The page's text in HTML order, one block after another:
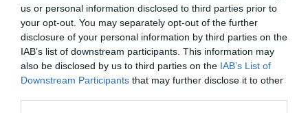
us or personal information disclosed to third parties prior to
your opt-out. You may separately opt-out of the further
disclosure of your personal information by third parties on the
IAB’s list of downstream participants. This information may
also be disclosed by us to third parties on the IAB’s List of
Downstream Participants that may further disclose it to other
06.08.2026 | 14:02
«Επιχείρηση ελεύθερα πεζοδρόμια» στην
Αθήνα: Απομακρύνθηκαν παράνομα